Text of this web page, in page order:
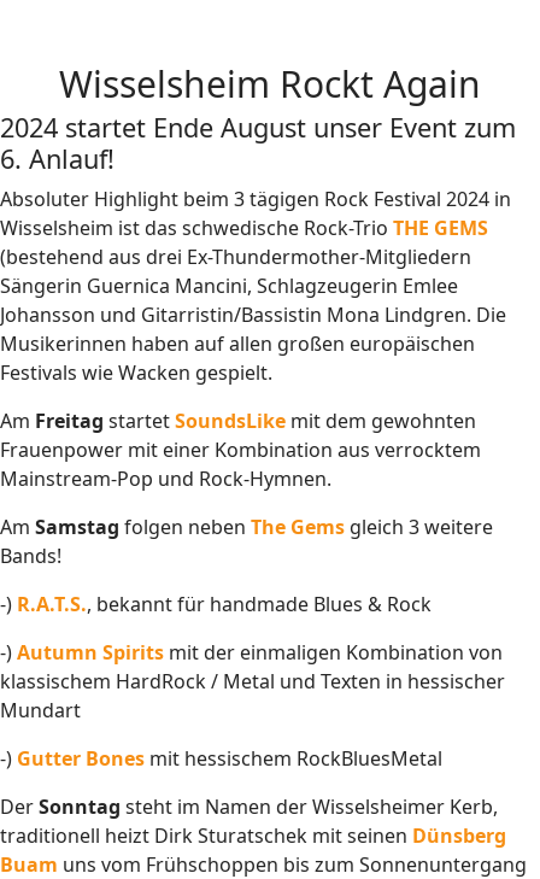
Wisselsheim Rockt Again
2024 startet Ende August unser Event zum
6. Anlauf!
Absoluter Highlight beim 3 tägigen Rock Festival 2024 in
Wisselsheim ist das schwedische Rock-Trio THE GEMS
(bestehend aus drei Ex-Thundermother-Mitgliedern
Sängerin Guernica Mancini, Schlagzeugerin Emlee
Johansson und Gitarristin/Bassistin Mona Lindgren. Die
Musikerinnen haben auf allen großen europäischen
Festivals wie Wacken gespielt.
Am Freitag startetSoundsLike mit dem gewohnten
Frauenpower mit einer Kombination aus verrocktem
Mainstream-Pop und Rock-Hymnen.
Am Samstag folgen neben The Gems gleich 3 weitere
Bands!
-) R.A.T.S., bekannt für handmade Blues & Rock
-)Autumn Spirits mit der einmaligen Kombination von
klassischem HardRock / Metal und Texten in hessischer
Mundart
-) Gutter Bones mit hessischem RockBluesMetal
DerSonntag steht im Namen der Wisselsheimer Kerb,
traditionell heizt Dirk Sturatschek mit seinen Dünsberg
Buam uns vom Frühschoppen bis zum Sonnenuntergang